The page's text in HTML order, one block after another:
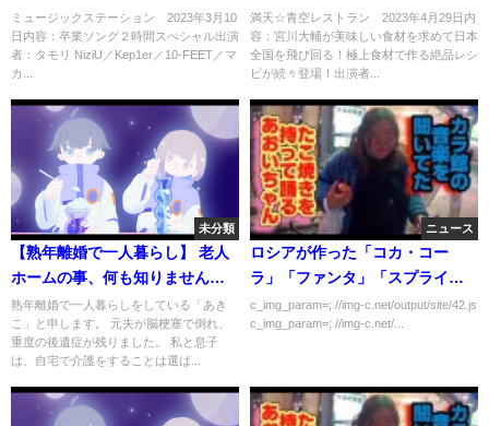
10日
ミュージックステーション 2023年3月10
日内容：卒業ソング２時間スぺシャル出演
者：タモリ NiziU／Kep1er／10-FEET／マ
カ...
満天☆青空レストラン 2023年4月29日内
容：宮川大輔が美味しい食材を求めて日本
全国を飛び回る！極上食材で作る絶品レシ
ピが続々登場！出演者...
未分類
【熟年離婚で一人暮らし】 老人
ホームの事、何も知りませんで
した。
熟年離婚で一人暮らしをしている「あき
こ」と申します。 元夫が脳梗塞で倒れ、
重度の後遺症が残りました。 私と息子
は、自宅で介護をすることは選ば...
ニュース
ロシアが作った「コカ・コー
ラ」「ファンタ」「スプライ
ト」
c_img_param=; //img-c.net/output/site/42.js
c_img_param=; //img-c.net/...